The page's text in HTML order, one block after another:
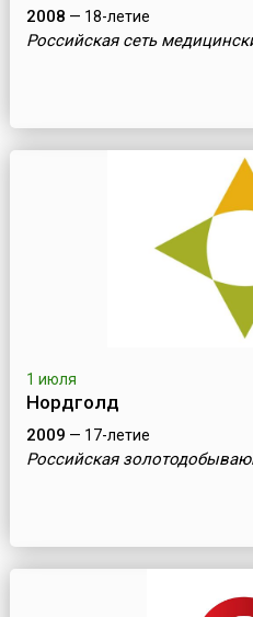
2008 — 18-летие
Российская сеть
1 июля
Нордголд
2009 — 17-летие
Российская